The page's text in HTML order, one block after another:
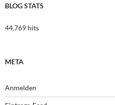
BLOG STATS
44.769 hits
META
Anmelden